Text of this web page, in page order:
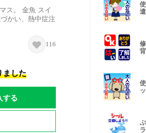
ス。 金魚 スイ
かい、熱中症注
116
ました
する